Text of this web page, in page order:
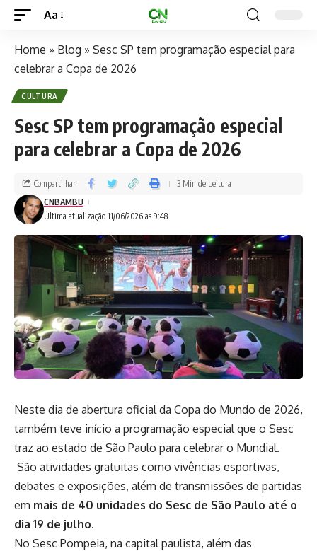
Aa
Home » Blog » Sesc SP tem programação especial para
celebrar a Copa de 2026
CULTURA
Sesc SP tem programação especial
para celebrar a Copa de 2026
Última atualização 11/06/2026 as 9:48
CNBAMBU
Compartilhar 3 Min de Leitura
Neste dia de abertura oficial da Copa do Mundo de 2026,
também teve início a programação especial que o Sesc
traz ao estado de São Paulo para celebrar o Mundial.
São atividades gratuitas como vivências esportivas,
debates e exposições, além de transmissões de partidas
em mais de 40 unidades do Sesc de São Paulo até o
dia 19 de julho.
No Sesc Pompeia, na capital paulista, além das